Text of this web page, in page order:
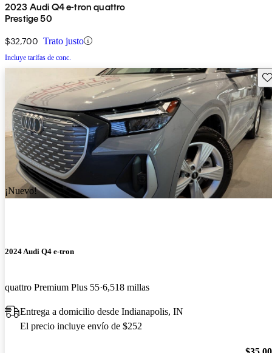
2023 Audi Q4 e-tron quattro
Prestige 50
$32,700 Trato justo
Incluye tarifas de conc.
¡Nuevo!
2024 Audi Q4 e-tron
quattro Premium Plus 55 6,518 millas
Entrega a domicilio desde Indianapolis, IN
El precio incluye envío de $252